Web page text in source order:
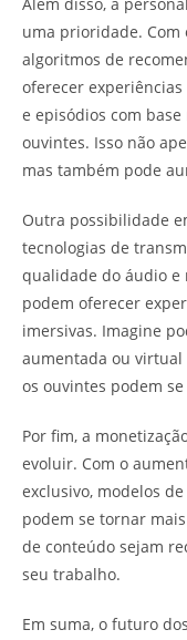
Além disso, a
uma prioridade.
algoritmos de
oferecer
e episódios com
ouvintes. Isso não
mas também pode
Outra possibilidade
tecnologias de
qualidade do áudio e
podem oferecer
imersivas. Imagine
aumentada ou
os ouvintes podem
Por fim, a
evoluir. Com o
exclusivo, modelos
podem se tornar
de conteúdo sejam
seu trabalho.
Em suma, o futuro